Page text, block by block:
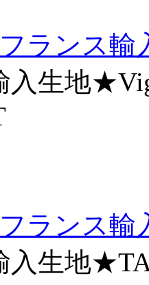
フランス輸
入生地
フランス
入生地